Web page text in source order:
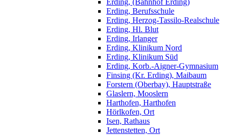
Erding, (Bahnhof Erding)
Erding, Berufsschule
Erding, Herzog-Tassilo-Realschule
Erding, Hl. Blut
Erding, Irlanger
Erding, Klinikum Nord
Erding, Klinikum Süd
Erding, Korb.-Aigner-Gymnasium
Finsing (Kr. Erding), Maibaum
Forstern (Oberbay), Hauptstraße
Glaslern, Mooslern
Harthofen, Harthofen
Hörlkofen, Ort
Isen, Rathaus
Jettenstetten, Ort